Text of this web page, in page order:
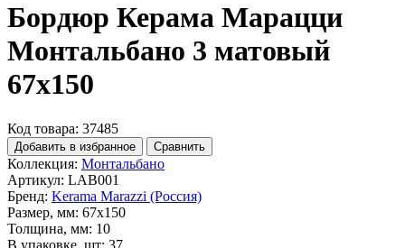
Бордюр Керама Марацци
Монтальбано 3 матовый
67x150
Код товара: 37485
Добавить в избранное Сравнить
Коллекция: Монтальбано
Артикул: LAB001
Бренд: Kerama Marazzi (Россия)
Размер, мм: 67x150
Толщина, мм: 10
В упаковке, шт: 37